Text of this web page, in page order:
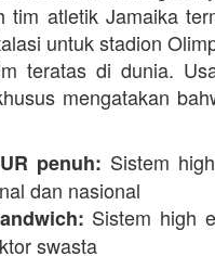
tim atletik Jamaika
untuk stadion
teratas di dunia.
mengatakan
penuh: Sistem
dan nasional
Sistem high
swasta